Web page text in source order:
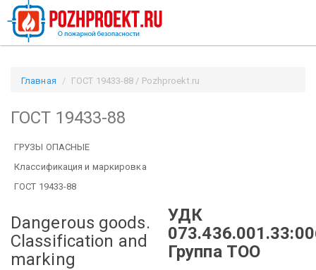
Главная ГОСТ 19433-88 / Pozhproekt.ru
ГОСТ 19433-88
ГРУЗЫ ОПАСНЫЕ
Классификация и маркировка
ГОСТ 19433-88
Dangerous goods.
Classification and
marking
УДК
Группа ТОО